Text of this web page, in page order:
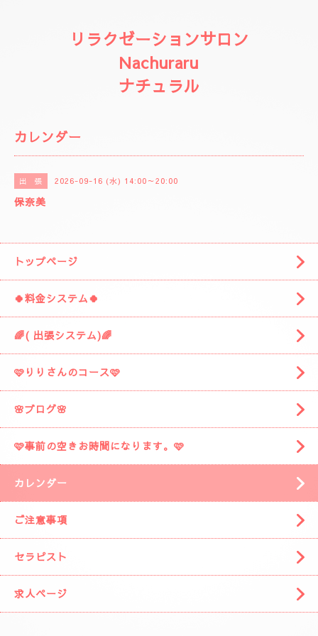
リラクゼーションサロン
Nachuraru
ナチュラル
カレンダー
出 張 2026-09-16 (水) 14:00～20:00
保奈美
トップページ
🍀料金システム🍀
🌈( 出張システム)🌈
🩷りりさんのコース🩷
🌸ブログ🌸
🩷事前の空きお時間になります。🩷
カレンダー
ご注意事項
セラピスト
求人ページ